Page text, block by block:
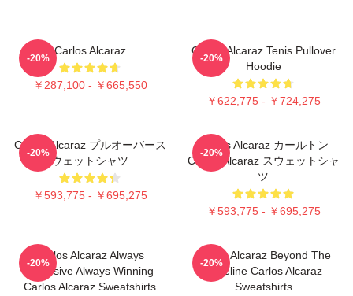
Carlos Alcaraz
￥287,100 - ￥665,550
-20%
Carlos Alcaraz Tenis Pullover
Hoodie
￥622,775 - ￥724,275
-20%
Carlos Alcaraz プルオーバース
ウェットシャツ
￥593,775 - ￥695,275
-20%
Carlos Alcaraz カールトン
Carlos Alcaraz スウェットシャ
ツ
￥593,775 - ￥695,275
-20%
Carlos Alcaraz Always
Explosive Always Winning
Carlos Alcaraz Sweatshirts
-20%
Carlos Alcaraz Beyond The
Baseline Carlos Alcaraz
Sweatshirts
-20%